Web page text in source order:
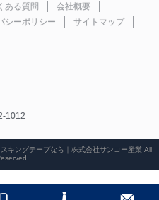
ある質問
会社概要
シーポリシー
サイトマップ
1012
キングテープなら｜株式会社サンコー産業 All